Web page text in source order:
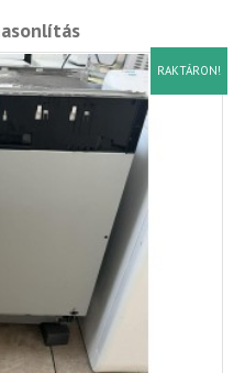
RAKTÁRON!